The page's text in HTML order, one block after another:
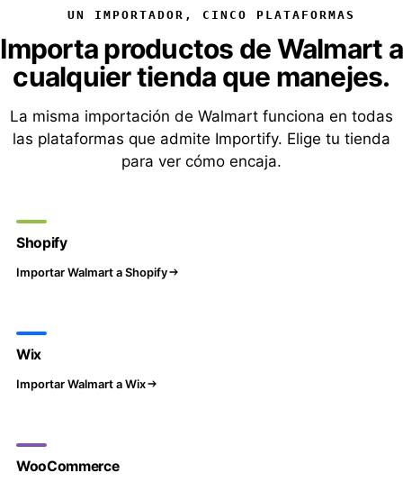
UN IMPORTADOR, CINCO PLATAFORMAS
Importa productos de Walmart a
cualquier tienda que manejes.
La misma importación de Walmart funciona en todas
las plataformas que admite Importify. Elige tu tienda
para ver cómo encaja.
Shopify
Importar Walmart a Shopify
Wix
Importar Walmart a Wix
WooCommerce